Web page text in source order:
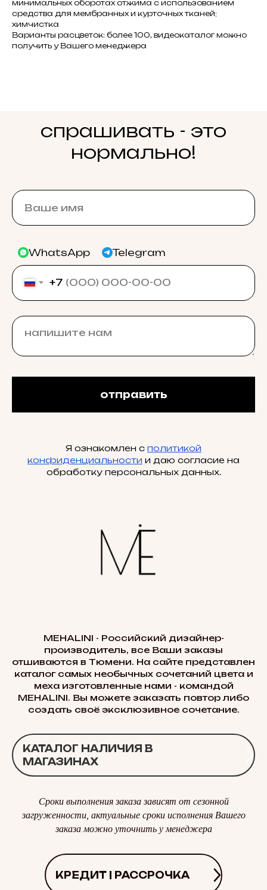
минимальных оборотах отжима с использованием
средства для мембранных и курточных тканей;
химчистка
Варианты расцветок: более 100, видеокаталог можно
получить у Вашего менеджера
спрашивать - это
нормально!
WhatsApp Telegram
+7
отправить
Я ознакомлен с политикой
конфиденциальности и даю согласие на
обработку персональных данных.
MEHALINI - Российский дизайнер-
производитель, все Ваши заказы
отшиваются в Тюмени. На сайте представлен
каталог самых необычных сочетаний цвета и
меха изготовленные нами - командой
MEHALINI. Вы можете заказать повтор либо
создать своё эксклюзивное сочетание.
КАТАЛОГ НАЛИЧИЯ В
МАГАЗИНАХ
Сроки выполнения заказа зависят от сезонной
загруженности, актуальные сроки исполнения Вашего
заказа можно уточнить у менеджера
КРЕДИТ | РАССРОЧКА